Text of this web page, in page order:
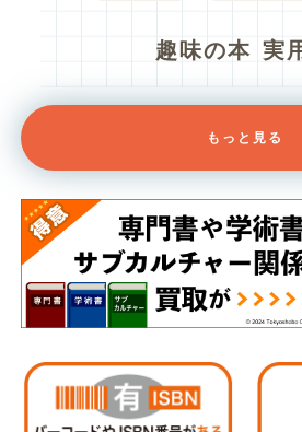
趣味の本 実
もっと見る